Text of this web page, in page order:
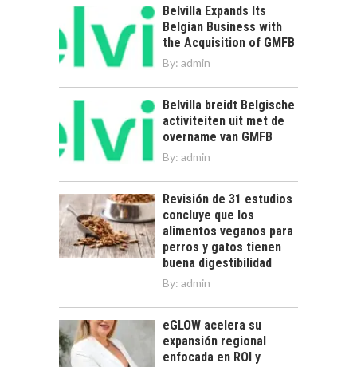
Belvilla Expands Its
Belgian Business with
the Acquisition of GMFB
By: admin
Belvilla breidt Belgische
activiteiten uit met de
overname van GMFB
By: admin
Revisión de 31 estudios
concluye que los
alimentos veganos para
perros y gatos tienen
buena digestibilidad
By: admin
eGLOW acelera su
expansión regional
enfocada en ROI y